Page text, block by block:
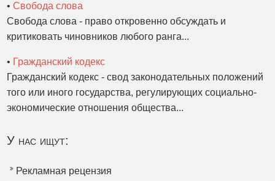
•Свобода слова
Свобода слова - право откровенно обсуждать и
критиковать чиновников любого ранга...
• Гражданский кодекс
Гражданский кодекс - свод законодательных положений
того или иного государства, регулирующих социально-
экономические отношения общества...
У нас ищут:
Рекламная рецензия